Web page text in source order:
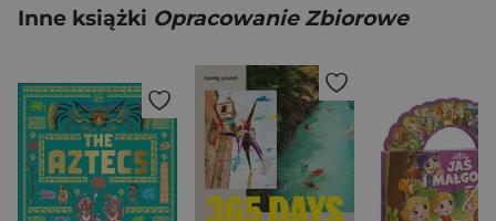
Inne książki Opracowanie Zbiorowe